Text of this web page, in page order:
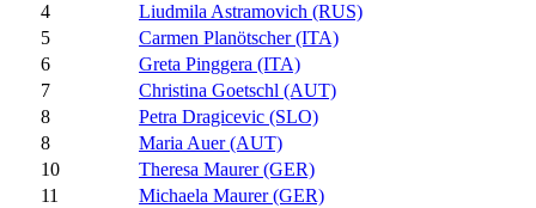
4
Liudmila Astramovich (RUS)
5
Carmen Planötscher (ITA)
6
Greta Pinggera (ITA)
7
Christina Goetschl (AUT)
8
Petra Dragicevic (SLO)
8
Maria Auer (AUT)
10
Theresa Maurer (GER)
11
Michaela Maurer (GER)